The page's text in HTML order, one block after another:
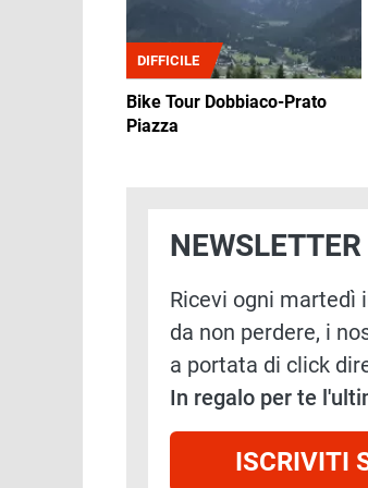
DIFFICILE
Bike Tour Dobbiaco-Prato
Piazza
NEWSLETTER
Ricevi ogni martedì
da non perdere, i
a portata di click
In regalo per te
ISCRIVITI